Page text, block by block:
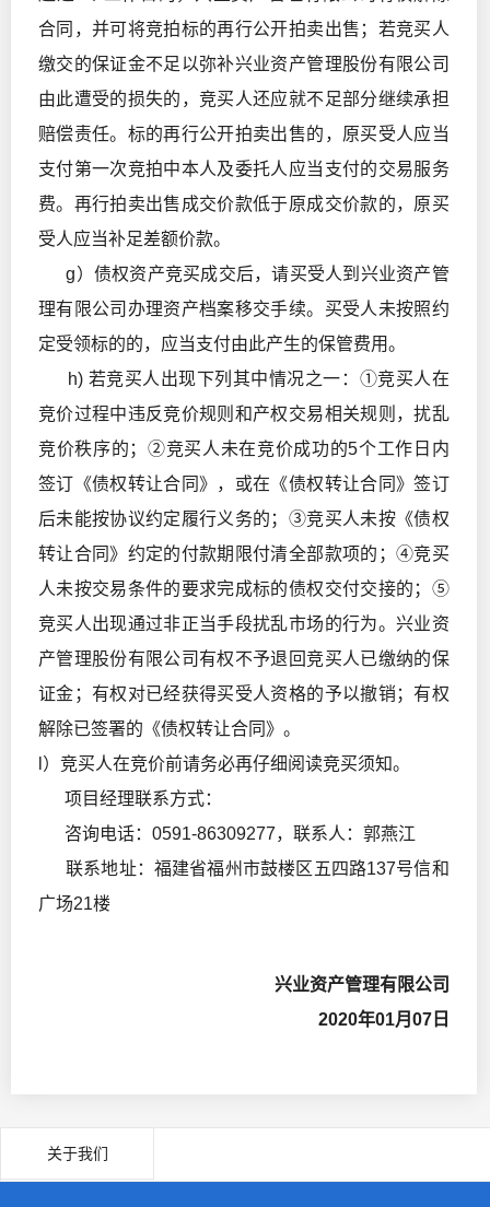
合同，并可将竞拍标的再行公开拍卖出售；若竞买人
缴交的保证金不足以弥补兴业资产管理股份有限公司
由此遭受的损失的，竞买人还应就不足部分继续承担
赔偿责任。标的再行公开拍卖出售的，原买受人应当
支付第一次竞拍中本人及委托人应当支付的交易服务
费。再行拍卖出售成交价款低于原成交价款的，原买
受人应当补足差额价款。
g）债权资产竞买成交后，请买受人到兴业资产管
理有限公司办理资产档案移交手续。买受人未按照约
定受领标的的，应当支付由此产生的保管费用。
h) 若竞买人出现下列其中情况之一：①竞买人在
竞价过程中违反竞价规则和产权交易相关规则，扰乱
竞价秩序的；②竞买人未在竞价成功的5个工作日内
签订《债权转让合同》，或在《债权转让合同》签订
后未能按协议约定履行义务的；③竞买人未按《债权
转让合同》约定的付款期限付清全部款项的；④竞买
人未按交易条件的要求完成标的债权交付交接的；⑤
竞买人出现通过非正当手段扰乱市场的行为。兴业资
产管理股份有限公司有权不予退回竞买人已缴纳的保
证金；有权对已经获得买受人资格的予以撤销；有权
解除已签署的《债权转让合同》。
l）竞买人在竞价前请务必再仔细阅读竞买须知。
项目经理联系方式：
咨询电话：0591-86309277，联系人：郭燕江
联系地址：福建省福州市鼓楼区五四路137号信和
广场21楼
兴业资产管理有限公司
2020年01月07日
关于我们